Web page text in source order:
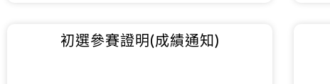
初選參賽證明(成績通知)